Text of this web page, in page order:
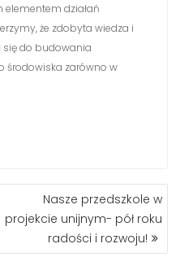
elementem działań
że zdobyta wiedza i
się do budowania
środowiska zarówno w
Nasze przedszkole w
projekcie unijnym- pół roku
radości i rozwoju!